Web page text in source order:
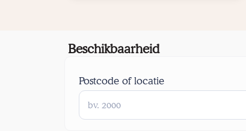
Beschikbaarheid
Postcode of locatie